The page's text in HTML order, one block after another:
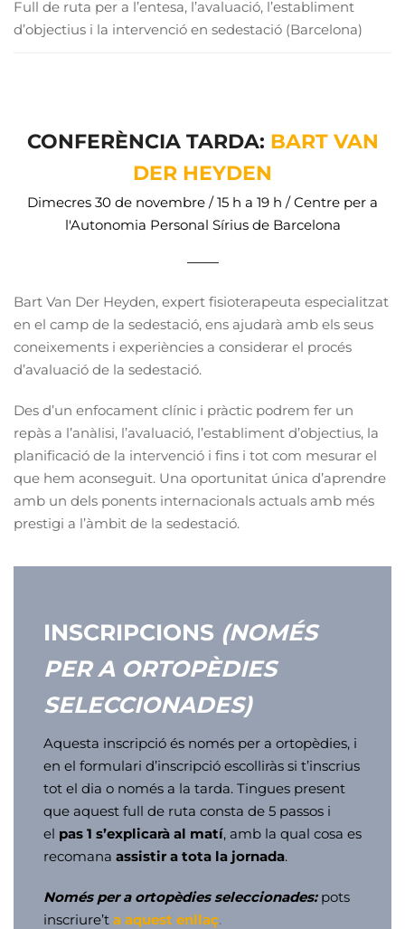
Full de ruta per a l’entesa, l’avaluació, l’establiment
d’objectius i la intervenció en sedestació (Barcelona)
CONFERÈNCIA TARDA: BART VAN
DER HEYDEN
Dimecres 30 de novembre / 15 h a 19 h / Centre per a
l'Autonomia Personal Sírius de Barcelona
Bart Van Der Heyden, expert fisioterapeuta especialitzat
en el camp de la sedestació, ens ajudarà amb els seus
coneixements i experiències a considerar el procés
d’avaluació de la sedestació.
Des d’un enfocament clínic i pràctic podrem fer un
repàs a l’anàlisi, l’avaluació, l’establiment d’objectius, la
planificació de la intervenció i fins i tot com mesurar el
que hem aconseguit. Una oportunitat única d’aprendre
amb un dels ponents internacionals actuals amb més
prestigi a l’àmbit de la sedestació.
INSCRIPCIONS (NOMÉS
PER A ORTOPÈDIES
SELECCIONADES)
Aquesta inscripció és només per a ortopèdies, i
en el formulari d’inscripció escolliràs si t’inscrius
tot el dia o només a la tarda. Tingues present
que aquest full de ruta consta de 5 passos i
el pas 1 s’explicarà al matí, amb la qual cosa es
recomana assistir a tota la jornada.
Només per a ortopèdies seleccionades: pots
inscriure’t a aquest enllaç.